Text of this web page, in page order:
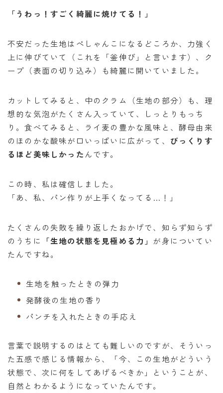
「うわっ！すごく綺麗に焼けてる！」
不安だった生地はぺしゃんこになるどころか、力強く
上に伸びていて（これを「釜伸び」と言います）、ク
ープ（表面の切り込み）も綺麗に開いていました。
カットしてみると、中のクラム（生地の部分）も、理
想的な気泡がたくさん入っていて、しっとりもっち
り。食べてみると、ライ麦の豊かな風味と、酵母由来
のほのかな酸味が口いっぱいに広がって、 びっくりす
るほど美味しかった んです。
この時、私は確信しました。
「あ、私、パン作りが上手くなってる…！」
たくさんの失敗を繰り返したおかげで、知らず知らず
のうちに
「生地の状態を見極める力」 が身についてい
たんですね。
生地を触ったときの弾力
発酵後の生地の香り
パンチを入れたときの手応え
言葉で説明するのはとても難しいのですが、そういっ
た五感で感じる情報から、「今、この生地がどういう
状態で、次に何をしてあげるべきか」ということが、
自然とわかるようになっていたんです。